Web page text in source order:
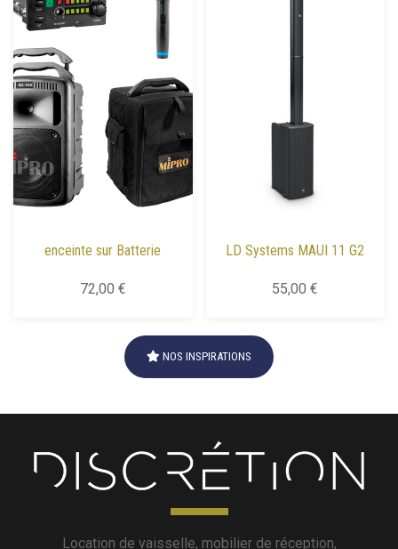
enceinte sur Batterie
72,00 €
LD Systems MAUI 11 G2
55,00 €
NOS INSPIRATIONS
Location de vaisselle, mobilier de réception,